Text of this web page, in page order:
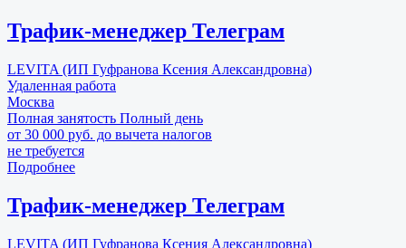
Трафик-менеджер Телеграм
LEVITA (ИП Гуфранова Ксения Александровна)
Удаленная работа
Москва
Полная занятость Полный день
от 30 000 руб. до вычета налогов
не требуется
Подробнее
Трафик-менеджер Телеграм
LEVITA (ИП Гуфранова Ксения Александровна)